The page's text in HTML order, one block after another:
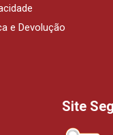
e Devolução
Site